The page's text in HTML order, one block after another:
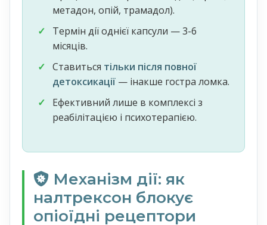
метадон, опій, трамадол).
Термін дії однієї капсули — 3-6
місяців.
Ставиться тільки після повної
детоксикації — інакше гостра ломка.
Ефективний лише в комплексі з
реабілітацією і психотерапією.
Механізм дії: як
налтрексон блокує
опіоїдні рецептори